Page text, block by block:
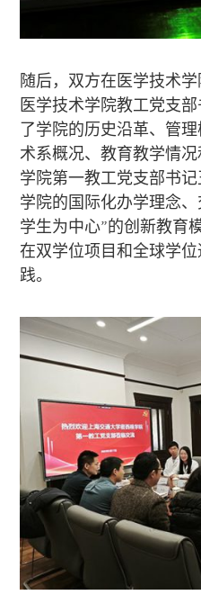
随后，双方在医学技术学
医学技术学院教工党支
了学院的历史沿革、管
术系概况、教育教学情
学院第一教工党支部书
学院的国际化办学理念
学生为中心”的创新教育
在双学位项目和全球学
践。